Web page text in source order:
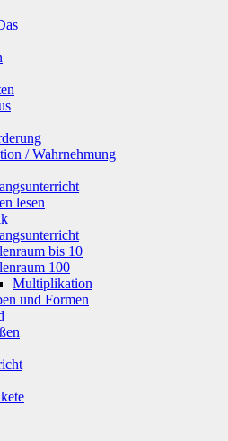
/ Wahrnehmung
lesen
bis 10
100
Multiplikation
und Formen